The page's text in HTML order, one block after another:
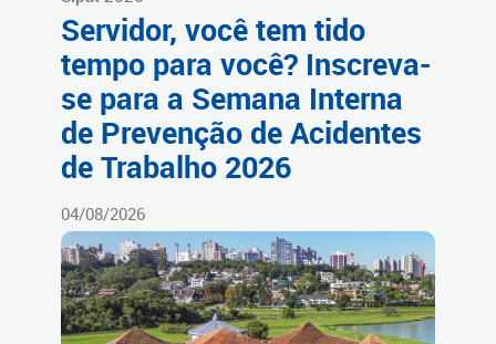
Servidor, você tem tido
tempo para você? Inscreva-
se para a Semana Interna
de Prevenção de Acidentes
de Trabalho 2026
04/08/2026